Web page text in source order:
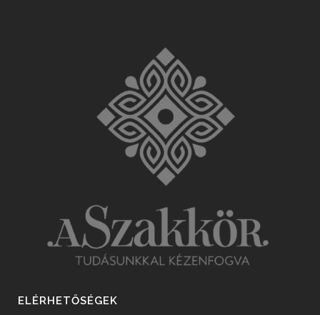
ELÉRHETŐSÉGEK